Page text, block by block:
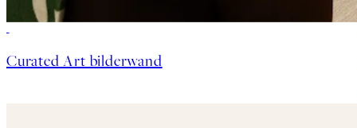
Curated Art bilderwand